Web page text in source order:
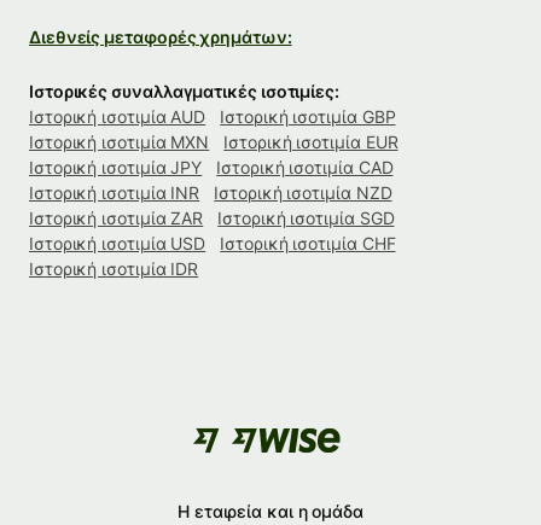
Διεθνείς μεταφορές χρημάτων:
Ιστορικές συναλλαγματικές ισοτιμίες:
Ιστορική ισοτιμία AUD
Ιστορική ισοτιμία GBP
Ιστορική ισοτιμία MXN
Ιστορική ισοτιμία EUR
Ιστορική ισοτιμία JPY
Ιστορική ισοτιμία CAD
Ιστορική ισοτιμία INR
Ιστορική ισοτιμία NZD
Ιστορική ισοτιμία ZAR
Ιστορική ισοτιμία SGD
Ιστορική ισοτιμία USD
Ιστορική ισοτιμία CHF
Ιστορική ισοτιμία IDR
Η εταιρεία και η ομάδα